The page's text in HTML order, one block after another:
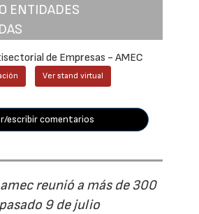
ENTIDADES
de Empresas - AMEC
Ver stand virtual
escribir comentarios
reunió a más de 300
9 de julio